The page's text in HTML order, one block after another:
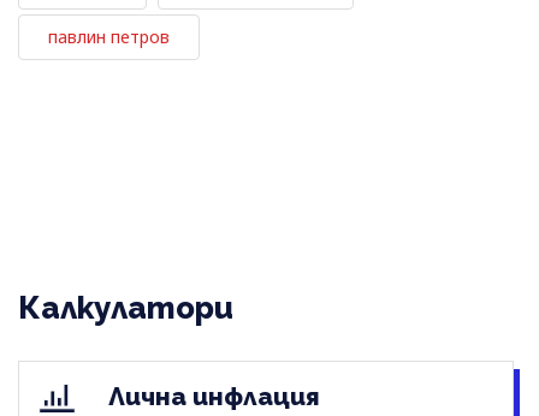
павлин петров
Калкулатори
Лична инфлация